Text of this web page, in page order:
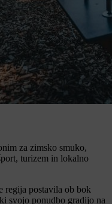
za zimsko smuko,
turizem in lokalno
regija postavila ob bok
svojo ponudbo gradijo na